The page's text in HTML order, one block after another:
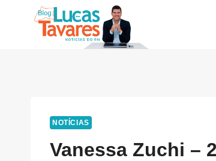
NOTÍCIAS
Vanessa Zuchi –